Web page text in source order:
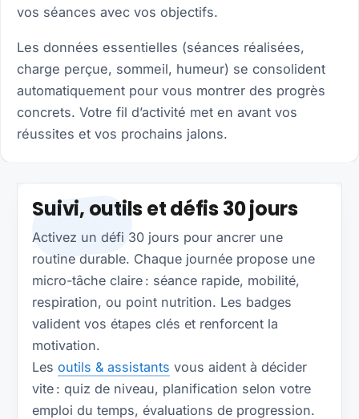
vos séances avec vos objectifs.
Les données essentielles (séances réalisées,
charge perçue, sommeil, humeur) se consolident
automatiquement pour vous montrer des progrès
concrets. Votre fil d’activité met en avant vos
réussites et vos prochains jalons.
Suivi, outils et défis 30 jours
Activez un défi 30 jours pour ancrer une
routine durable. Chaque journée propose une
micro-tâche claire : séance rapide, mobilité,
respiration, ou point nutrition. Les badges
valident vos étapes clés et renforcent la
motivation.
Lesoutils & assistants vous aident à décider
vite : quiz de niveau, planification selon votre
emploi du temps, évaluations de progression.